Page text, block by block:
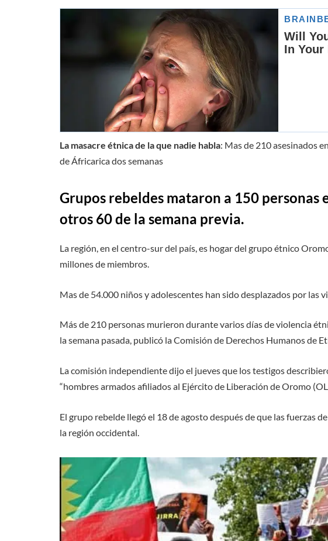
La masacre étnica de la que nadie habla: Mas de 210 asesinados
de Áfricarica dos semanas
Grupos rebeldes mataron a 150 personas
otros 60 de la semana previa.
La región, en el centro-sur del país, es hogar del grupo étnico
millones de miembros.
Mas de 54.000 niños y adolescentes han sido desplazados por las
Más de 210 personas murieron durante varios días de violencia
la semana pasada, publicó la Comisión de Derechos Humanos de
La comisión independiente dijo el jueves que los testigos
“hombres armados afiliados al Ejército de Liberación de Oromo
El grupo rebelde llegó el 18 de agosto después de que las fuerzas
la región occidental.